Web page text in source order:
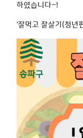
하였습니다~!
'잘먹고 잘살기(청년